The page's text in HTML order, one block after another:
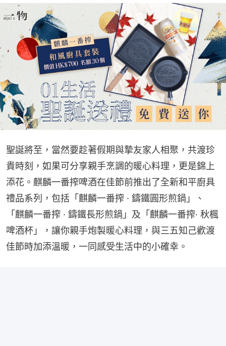
聖誕將至，當然要趁著假期與摯友家人相聚，共渡珍
貴時刻，如果可分享親手烹調的暖心料理，更是錦上
添花。麒麟一番搾啤酒在佳節前推出了全新和平廚具
禮品系列，包括「麒麟一番搾 · 鑄鐵圓形煎鍋」、
「麒麟一番搾 · 鑄鐵長形煎鍋」及「麒麟一番搾· 秋楓
啤酒杯」，讓你親手炮製暖心料理，與三五知己歡渡
佳節時加添溫暖，一同感受生活中的小確幸。